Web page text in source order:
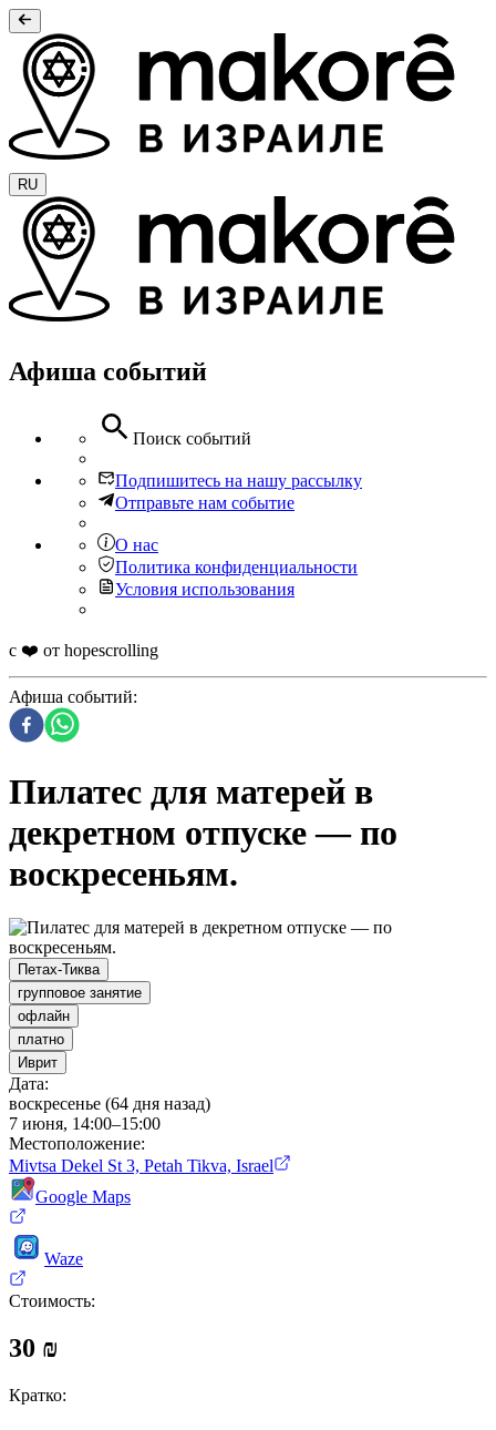
RU
Афиша событий
Поиск событий
Подпишитесь на нашу рассылку
Отправьте нам событие
О нас
Политика конфиденциальности
Условия использования
с ❤️ от hopescrolling
Афиша событий:
Пилатес для матерей в
декретном отпуске — по
воскресеньям.
Петах-Тиква
групповое занятие
офлайн
платно
Иврит
Дата:
воскресенье (64 дня назад)
7 июня, 14:00–15:00
Местоположение:
Mivtsa Dekel St 3, Petah Tikva, Israel
Google Maps
Waze
Стоимость:
30 ₪
Кратко: